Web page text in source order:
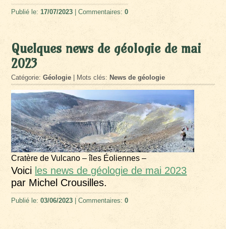
Publié le: 17/07/2023 | Commentaires:0
Quelques news de géologie de mai
2023
Catégorie:Géologie | Mots clés:News de géologie
Cratère de Vulcano – îles Éoliennes –
Voici les news de géologie de mai 2023
par Michel Crousilles.
Publié le:03/06/2023 | Commentaires:0